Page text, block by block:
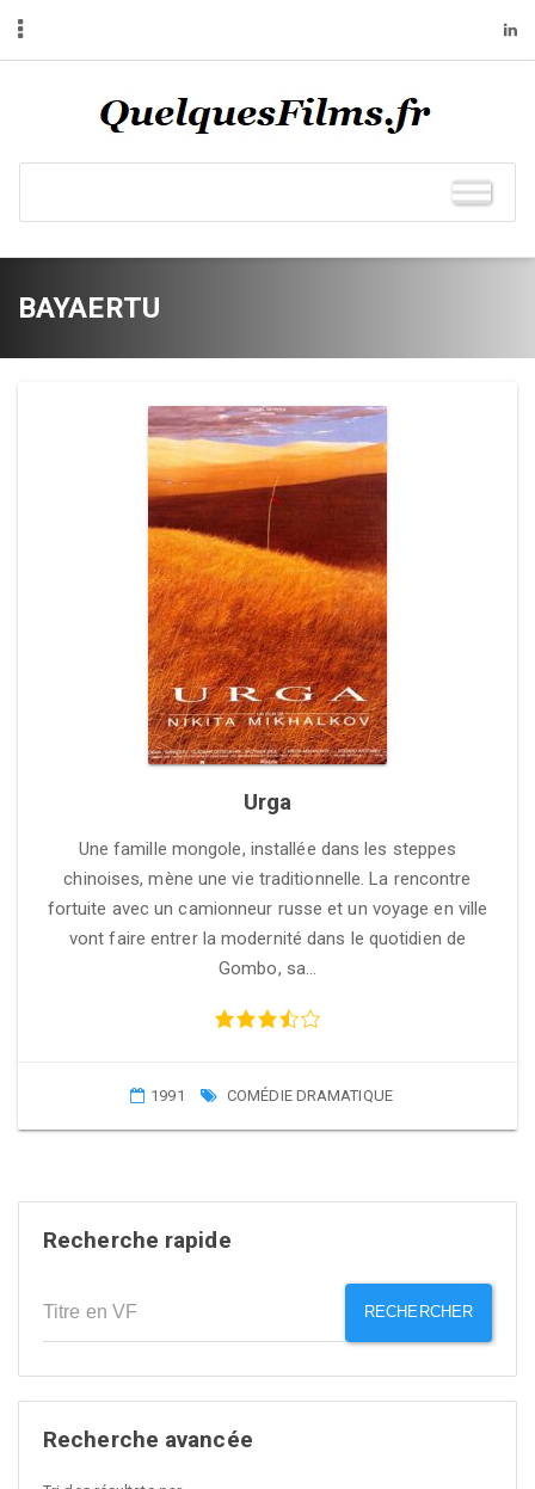
BAYAERTU
Urga
Une famille mongole, installée dans les steppes
chinoises, mène une vie traditionnelle. La rencontre
fortuite avec un camionneur russe et un voyage en ville
vont faire entrer la modernité dans le quotidien de
Gombo, sa…
1991 COMÉDIE DRAMATIQUE
Recherche rapide
RECHERCHER
Recherche avancée